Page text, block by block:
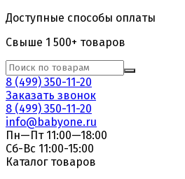
Доступные способы оплаты
Свыше 1 500+ товаров
8 (499) 350-11-20
Заказать звонок
8 (499) 350-11-20
info@babyone.ru
Пн—Пт 11:00—18:00
Сб-Вс 11:00-15:00
Каталог товаров